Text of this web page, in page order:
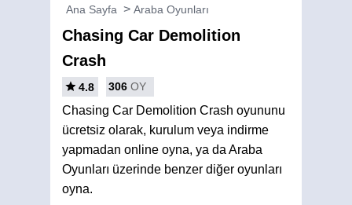
Ana Sayfa Araba Oyunları
Chasing Car Demolition
Crash
4.8 306 OY
Chasing Car Demolition Crash oyununu
ücretsiz olarak, kurulum veya indirme
yapmadan online oyna, ya da Araba
Oyunları üzerinde benzer diğer oyunları
oyna.